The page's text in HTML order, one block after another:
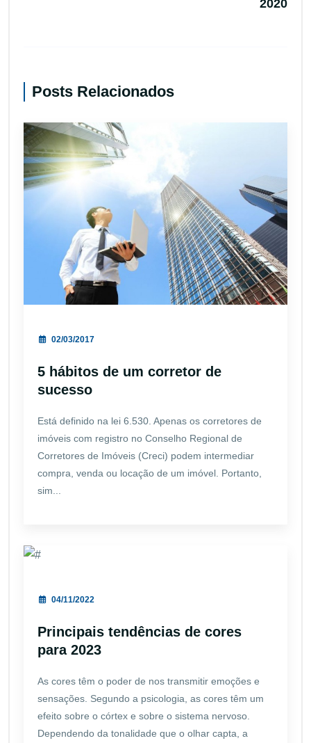
2020
Posts Relacionados
02/03/2017
5 hábitos de um corretor de
sucesso
Está definido na lei 6.530. Apenas os corretores de
imóveis com registro no Conselho Regional de
Corretores de Imóveis (Creci) podem intermediar
compra, venda ou locação de um imóvel. Portanto,
sim...
04/11/2022
Principais tendências de cores
para 2023
As cores têm o poder de nos transmitir emoções e
sensações. Segundo a psicologia, as cores têm um
efeito sobre o córtex e sobre o sistema nervoso.
Dependendo da tonalidade que o olhar capta, a